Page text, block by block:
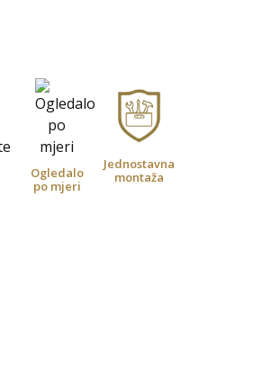
Ogledalo
po mjeri
Jednostavna
montaža